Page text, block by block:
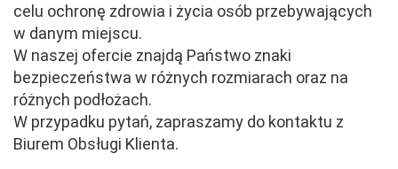
celu ochronę zdrowia i życia osób przebywających
w danym miejscu.
W naszej ofercie znajdą Państwo znaki
bezpieczeństwa w różnych rozmiarach oraz na
różnych podłożach.
W przypadku pytań, zapraszamy do kontaktu z
Biurem Obsługi Klienta.